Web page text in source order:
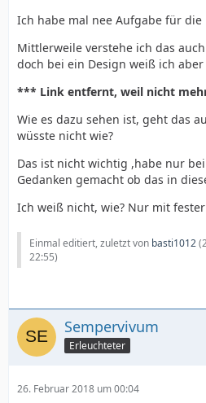
Ich habe mal nee Aufgabe für die
Mittlerweile verstehe ich das
doch bei ein Design weiß ich
*** Link entfernt, weil nicht
Wie es dazu sehen ist, geht das
wüsste nicht wie?
Das ist nicht wichtig ,habe nur
Gedanken gemacht ob das in
Ich weiß nicht, wie? Nur mit
Einmal editiert, zuletzt von basti1012(
22:55)
Sempervivum
Erleuchteter
26. Februar 2018 um 00:04